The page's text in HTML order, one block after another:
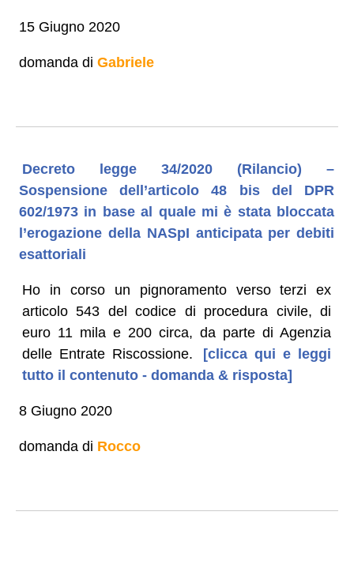
15 Giugno 2020
domanda di Gabriele
Decreto legge 34/2020 (Rilancio) –
Sospensione dell’articolo 48 bis del DPR
602/1973 in base al quale mi è stata bloccata
l’erogazione della NASpI anticipata per debiti
esattoriali
Ho in corso un pignoramento verso terzi ex
articolo 543 del codice di procedura civile, di
euro 11 mila e 200 circa, da parte di Agenzia
delle Entrate Riscossione.
[clicca qui e leggi
tutto il contenuto - domanda & risposta]
8 Giugno 2020
domanda di Rocco